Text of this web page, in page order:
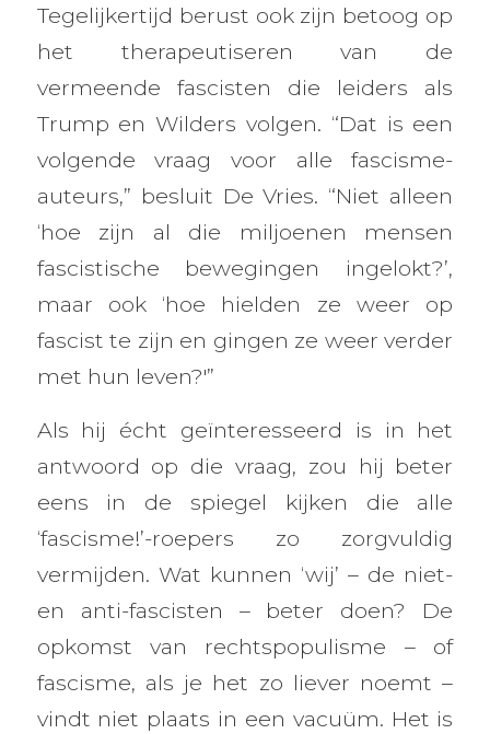
Tegelijkertijd berust ook zijn betoog op
het therapeutiseren van de
vermeende fascisten die leiders als
Trump en Wilders volgen. “Dat is een
volgende vraag voor alle fascisme-
auteurs,” besluit De Vries. “Niet alleen
‘hoe zijn al die miljoenen mensen
fascistische bewegingen ingelokt?’,
maar ook ‘hoe hielden ze weer op
fascist te zijn en gingen ze weer verder
met hun leven?'”
Als hij écht geïnteresseerd is in het
antwoord op die vraag, zou hij beter
eens in de spiegel kijken die alle
‘fascisme!’-roepers zo zorgvuldig
vermijden. Wat kunnen ‘wij’ – de niet-
en anti-fascisten – beter doen? De
opkomst van rechtspopulisme – of
fascisme, als je het zo liever noemt –
vindt niet plaats in een vacuüm. Het is